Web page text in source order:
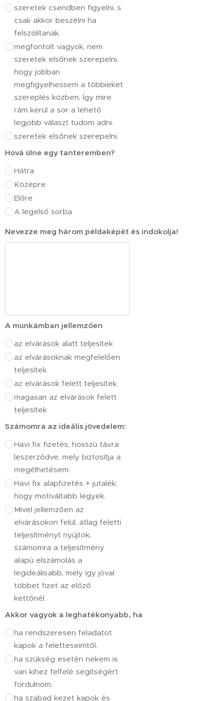
szeretek csendben figyelni, s
csak akkor beszélni ha
felszólítanak.
megfontolt vagyok, nem
szeretek elsőnek szerepelni,
hogy jobban
megfigyelhessem a többieket
szereplés közben. Így mire
rám kerül a sor a lehető
legjobb választ tudom adni.
szeretek elsőnek szerepelni.
Hová ülne egy tanteremben?
Hátra
Középre
Előre
A legelső sorba
Nevezze meg három példaképét és indokolja!
A munkámban jellemzően
az elvárások alatt teljesítek
az elvárásoknak megfelelően
teljesítek
az elvárások felett teljesítek
magasan az elvárások felett
teljesítek
Számomra az ideális jövedelem:
Havi fix fizetés, hosszú távra
leszerződve, mely biztosítja a
megélhetésem.
Havi fix alapfizetés + jutalék,
hogy motiváltabb legyek.
Mivel jellemzően az
elvárásokon felül, átlag feletti
teljesítményt nyújtok,
számomra a teljesítmény
alapú elszámolás a
legideálisabb, mely így jóval
többet fizet az előző
kettőnél.
Akkor vagyok a leghatékonyabb, ha
ha rendszeresen feladatot
kapok a feletteseimtől.
ha szükség esetén nekem is
van kihez felfelé segítségért
fordulnom.
ha szabad kezet kapok és